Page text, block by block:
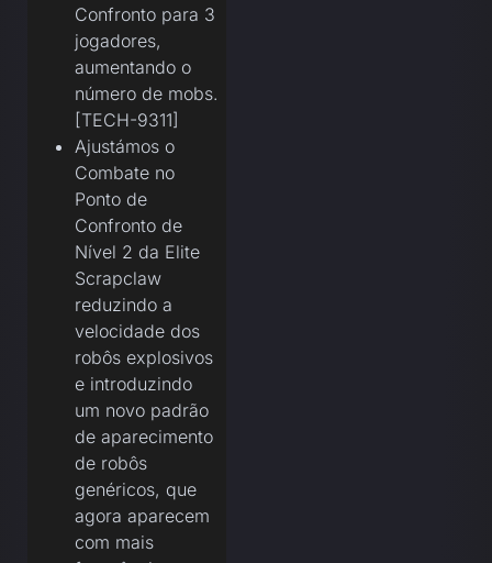
Confronto para 3
jogadores,
aumentando o
número de mobs.
[TECH-9311]
Ajustámos o
Combate no
Ponto de
Confronto de
Nível 2 da Elite
Scrapclaw
reduzindo a
velocidade dos
robôs explosivos
e introduzindo
um novo padrão
de aparecimento
de robôs
genéricos, que
agora aparecem
com mais